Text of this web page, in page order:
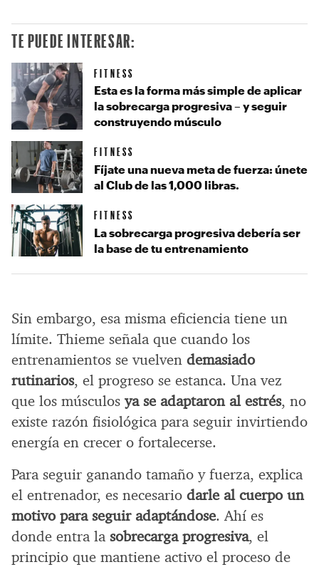
Sin embargo, esa misma eficiencia tiene un
límite. Thieme señala que cuando los
entrenamientos se vuelven demasiado
rutinarios, el progreso se estanca. Una vez
que los músculos ya se adaptaron al estrés, no
existe razón fisiológica para seguir invirtiendo
energía en crecer o fortalecerse.
Para seguir ganando tamaño y fuerza, explica
el entrenador, es necesario darle al cuerpo un
motivo para seguir adaptándose. Ahí es
donde entra la sobrecarga progresiva, el
principio que mantiene activo el proceso de
TE PUEDE INTERESAR:
FITNESS
Esta es la forma más simple de aplicar
la sobrecarga progresiva – y seguir
construyendo músculo
FITNESS
Fíjate una nueva meta de fuerza: únete
al Club de las 1,000 libras.
FITNESS
La sobrecarga progresiva debería ser
la base de tu entrenamiento